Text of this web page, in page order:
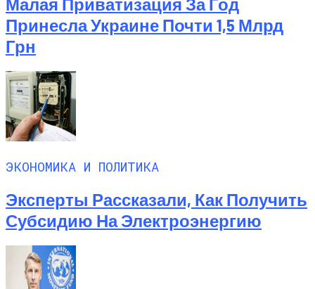
Принесла Украине Почти 1,5 Млрд
Грн
ЭКОНОМИКА И ПОЛИТИКА
Эксперты Рассказали, Как Получить
Субсидию На Электроэнергию